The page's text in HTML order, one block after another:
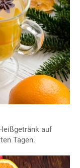
auf
Tagen.